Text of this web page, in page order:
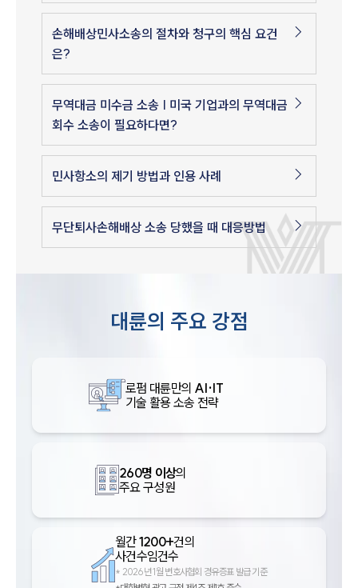
인재채용
손해배상민사소송의 절차와 청구의 핵심 요건
은?
무역대금 미수금 소송 | 미국 기업과의 무역대금
회수 소송이 필요하다면?
민사항소의 제기 방법과 인용 사례
무단퇴사손해배상 소송 당했을 때 대응방법
대륜의 주요 강점
로펌 대륜만의 AI·IT
기술 활용 소송 전략
260명 이상의
주요 구성원
월간1200+건의
사건수임건수
* 2026년 1월 변호사협회 경유증표 발급 기준